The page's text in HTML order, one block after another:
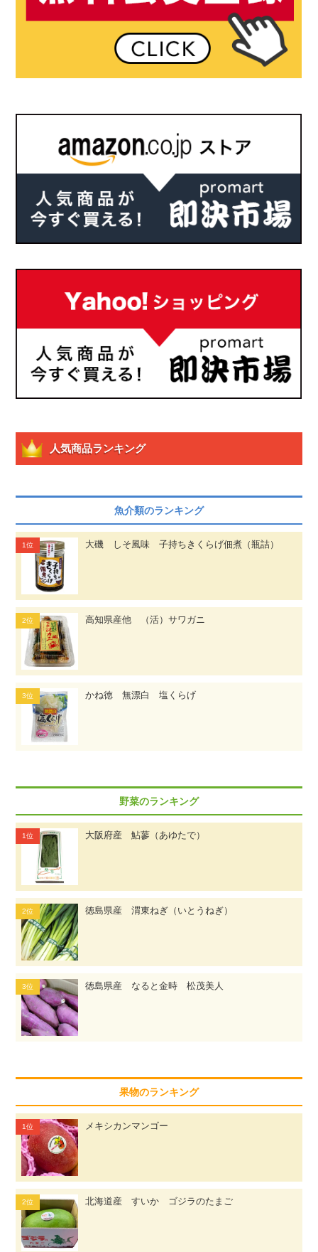
人気商品ランキング
魚介類のランキング
大磯 しそ風味 子持ちきくらげ佃煮（瓶詰）
高知県産他 （活）サワガニ
かね徳 無漂白 塩くらげ
野菜のランキング
大阪府産 鮎蓼（あゆたで）
徳島県産 渭東ねぎ（いとうねぎ）
徳島県産 なると金時 松茂美人
果物のランキング
メキシカンマンゴー
北海道産 すいか ゴジラのたまご